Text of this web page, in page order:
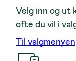
Velg inn og ut
ofte du vil i
Til valgmenyen